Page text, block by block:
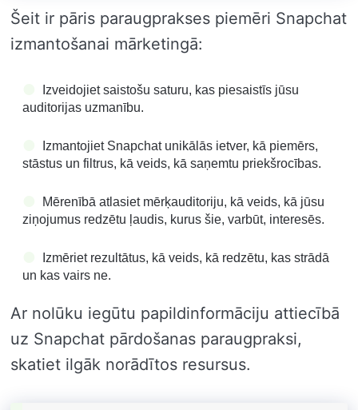
Šeit ir pāris paraugprakses piemēri Snapchat
izmantošanai mārketingā:
Izveidojiet saistošu saturu, kas piesaistīs jūsu
auditorijas uzmanību.
Izmantojiet Snapchat unikālās ietver, kā piemērs,
stāstus un filtrus, kā veids, kā saņemtu priekšrocības.
Mērenībā atlasiet mērķauditoriju, kā veids, kā jūsu
ziņojumus redzētu ļaudis, kurus šie, varbūt, interesēs.
Izmēriet rezultātus, kā veids, kā redzētu, kas strādā
un kas vairs ne.
Ar nolūku iegūtu papildinformāciju attiecībā
uz Snapchat pārdošanas paraugpraksi,
skatiet ilgāk norādītos resursus.